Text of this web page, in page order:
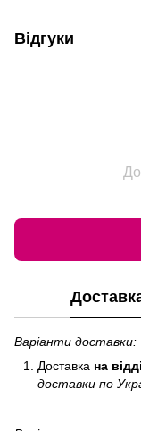
Відгуки
Варіанти доставки:
Доставка на
доставки по